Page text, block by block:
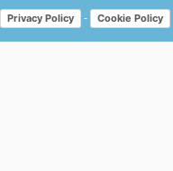
Privacy Policy - Cookie Policy